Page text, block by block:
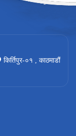
किर्तिपुर-०१ , काठमाडौं